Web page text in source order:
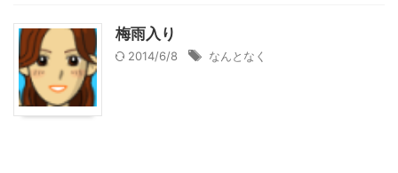
梅雨入り
2014/6/8 なんとなく